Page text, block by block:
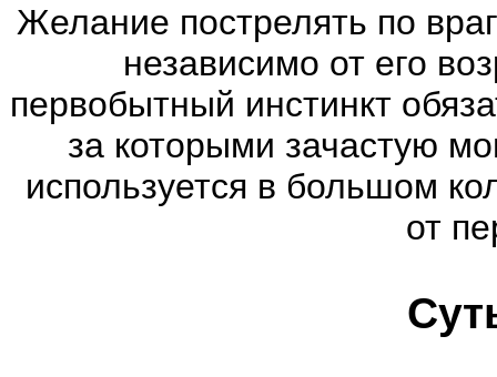
Желание пострелять по
независимо от его
первобытный инстинкт
за которыми зачастую
используется в большом
от